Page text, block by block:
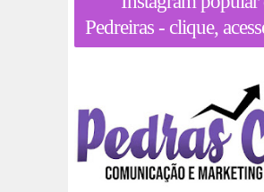
Pedreiras - clique,